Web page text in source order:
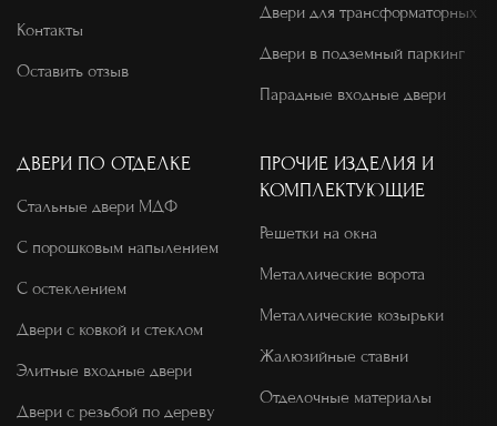
Контакты
Оставить отзыв
Двери для трансформаторных
Двери в подземный паркинг
Парадные входные двери
ДВЕРИ ПО ОТДЕЛКЕ
Стальные двери МДФ
С порошковым напылением
С остеклением
Двери с ковкой и стеклом
Элитные входные двери
Двери с резьбой по дереву
ПРОЧИЕ ИЗДЕЛИЯ И
КОМПЛЕКТУЮЩИЕ
Решетки на окна
Металлические ворота
Металлические козырьки
Жалюзийные ставни
Отделочные материалы